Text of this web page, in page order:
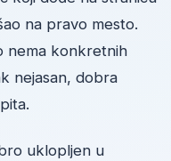
na pravo mesto.
nema konkretnih
nejasan, dobra
uklopljen u